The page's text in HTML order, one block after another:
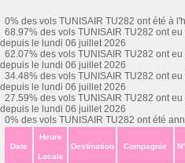
0% des vols TUNISAIR TU282 ont été à
68.97% des vols TUNISAIR TU282 ont
depuis le lundi 06 juillet 2026
62.07% des vols TUNISAIR TU282 ont
depuis le lundi 06 juillet 2026
34.48% des vols TUNISAIR TU282 ont
depuis le lundi 06 juillet 2026
27.59% des vols TUNISAIR TU282 ont
depuis le lundi 06 juillet 2026
0% des vols TUNISAIR TU282 ont été
Date
Heure
Locale
Destination Compagnie